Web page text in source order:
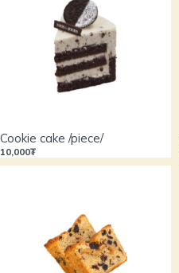
Cookie cake /piece/
10,000₮